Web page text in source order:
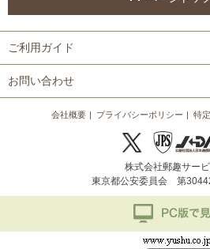
ご利用ガイド
お問い合わせ
会社概要 プライバシーポリシー 特
株式会社郵趣サー
東京都公安委員会 第